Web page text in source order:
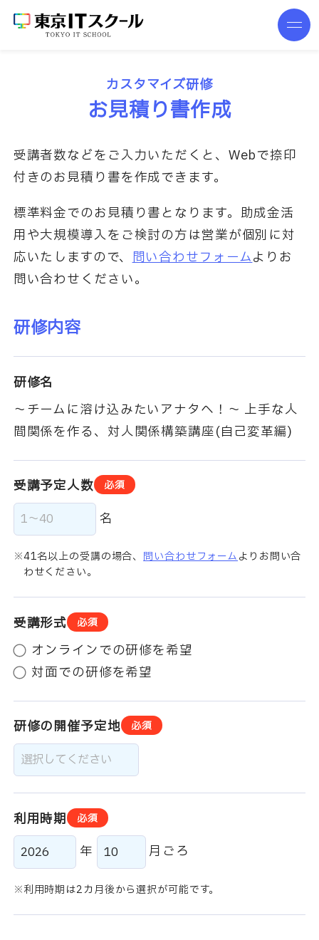
カスタマイズ研修
お見積り書作成
受講者数などをご入力いただくと、Webで捺印
付きのお見積り書を作成できます。
標準料金でのお見積り書となります。助成金活
用や大規模導入をご検討の方は営業が個別に対
応いたしますので、問い合わせフォームよりお
問い合わせください。
研修内容
研修名
～チームに溶け込みたいアナタへ！～ 上手な人
間関係を作る、対人関係構築講座(自己変革編)
受講予定人数 必須
名
41名以上の受講の場合、 問い合わせフォームよりお問い合
わせください。
受講形式 必須
オンラインでの研修を希望
対面での研修を希望
研修の開催予定地 必須
利用時期 必須
年 月ごろ
利用時期は2カ月後から選択が可能です。